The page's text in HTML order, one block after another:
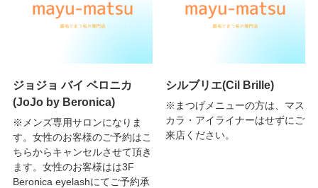
ジョジョ バイ ベロニカ
(JoJo by Beronica)
※メンズ専用サロンになりま
す。女性のお客様のご予約はこ
ちらからキャンセルさせて頂き
ます。女性のお客様はは3F
Beronica eyelashにてご予約承
シルブリエ(Cil Brille)
※まつげメニューの方は、マス
カラ・アイライナーはせずにご
来店ください。